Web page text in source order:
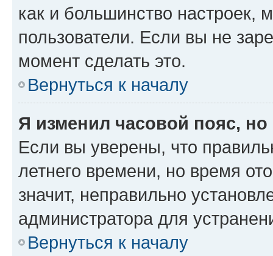
как и большинство настроек,
пользователи. Если вы не
момент сделать это.
Вернуться к началу
Я изменил часовой пояс,
Если вы уверены, что
летнего времени, но время
значит, неправильно
администратора для
Вернуться к началу